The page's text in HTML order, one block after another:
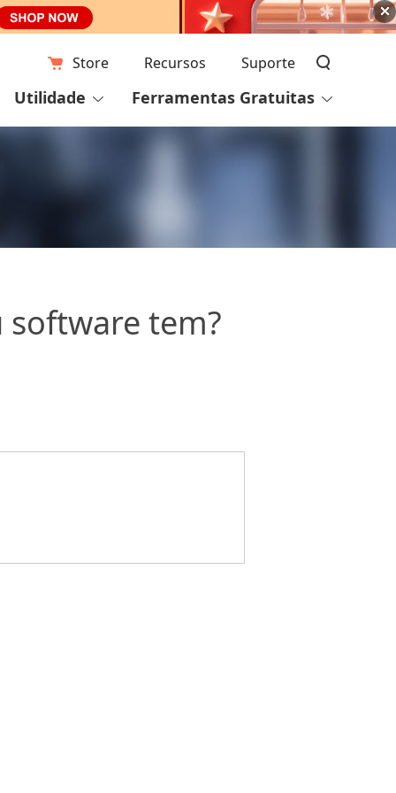
Store Recursos Suporte
Utilidade Ferramentas Gratuitas
software tem?